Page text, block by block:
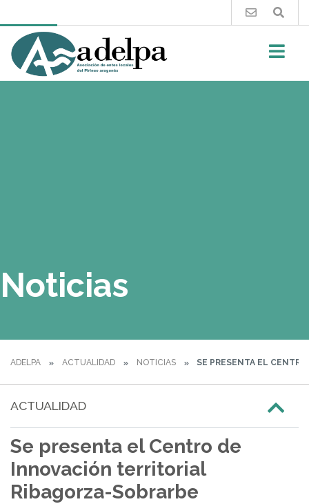
Buscar
Noticias
ADELPA ACTUALIDAD NOTICIAS SE PRESENTA EL
ACTUALIDAD
Se presenta el Centro de
Innovación territorial
Ribagorza-Sobrarbe